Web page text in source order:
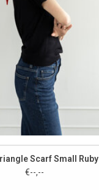
Scarf Small Ruby
€--,--